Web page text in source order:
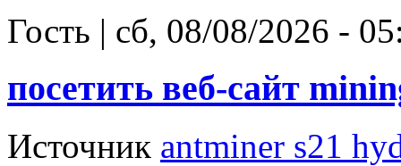
Гость | сб, 08/08/2026 -
посетить веб-сайт
Источник antminer s21